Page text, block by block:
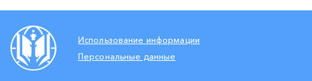
Использование информации
Персональные данные